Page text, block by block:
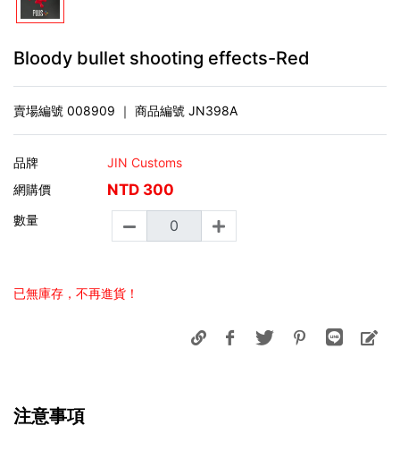
Bloody bullet shooting effects-Red
賣場編號 008909 ｜ 商品編號 JN398A
品牌
JIN Customs
網購價
NTD 300
數量
已無庫存，不再進貨！
注意事項